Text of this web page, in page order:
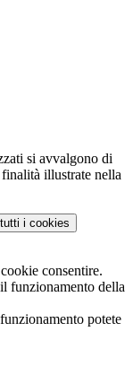
si avvalgono di
illustrate nella
i cookies
consentire.
funzionamento della
potete